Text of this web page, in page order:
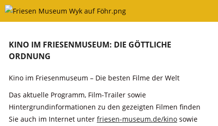
Skip
KINO IM FRIESENMUSEUM: DIE GÖTTLICHE
ORDNUNG
Kino im Friesenmuseum – Die besten Filme der Welt
Das aktuelle Programm, Film-Trailer sowie
Hintergrundinformationen zu den gezeigten Filmen finden
Sie auch im Internet unter friesen-museum.de/kinosowie